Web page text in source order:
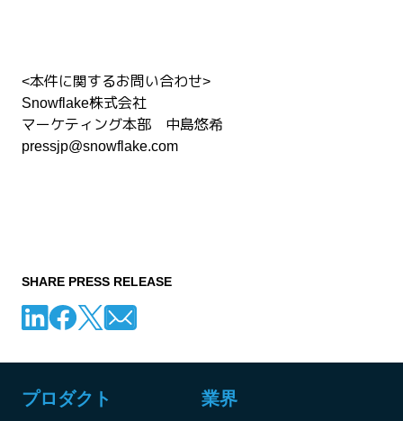
<本件に関するお問い合わせ>
Snowflake株式会社
マーケティング本部 中島悠希
pressjp@snowflake.com
SHARE PRESS RELEASE
プロダクト 業界